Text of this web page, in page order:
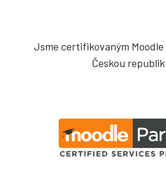
Jsme certifikovaným
Českou